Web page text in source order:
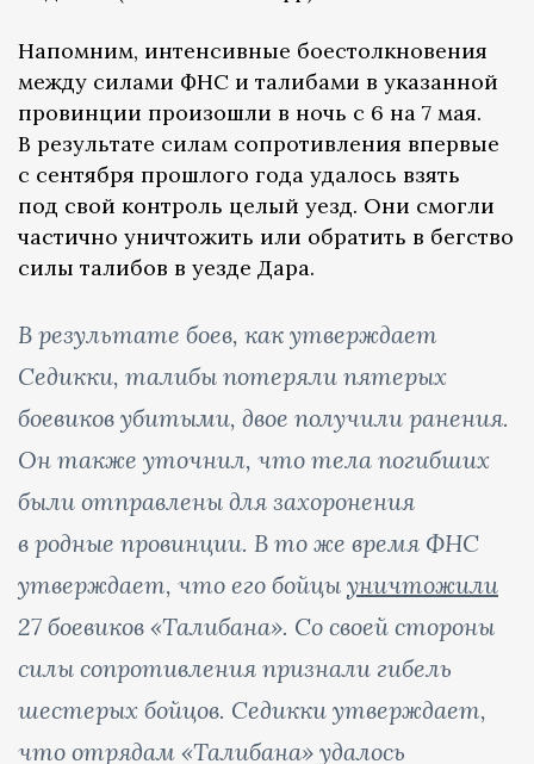
Напомним, интенсивные боестолкновения
между силами ФНС и талибами в указанной
провинции произошли в ночь с 6 на 7 мая.
В результате силам сопротивления впервые
с сентября прошлого года удалось взять
под свой контроль целый уезд. Они смогли
частично уничтожить или обратить в бегство
силы талибов в уезде Дара.
В результате боев, как утверждает
Седикки, талибы потеряли пятерых
боевиков убитыми, двое получили ранения.
Он также уточнил, что тела погибших
были отправлены для захоронения
в родные провинции. В то же время ФНС
утверждает, что его бойцы уничтожили
27 боевиков «Талибана». Со своей стороны
силы сопротивления признали гибель
шестерых бойцов. Седикки утверждает,
что отрядам «Талибана» удалось